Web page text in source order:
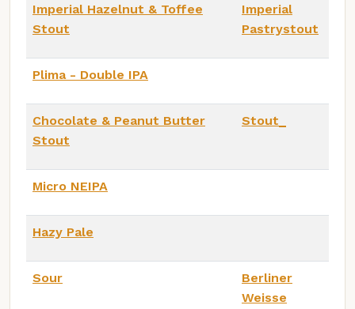
Imperial Hazelnut & Toffee
Stout
Imperial
Pastrystout
Plima - Double IPA
Chocolate & Peanut Butter
Stout
Stout_
Micro NEIPA
Hazy Pale
Sour
Berliner
Weisse